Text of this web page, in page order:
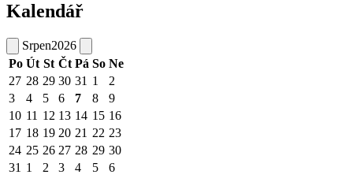
Kalendář
Srpen2026
Po Út St Čt Pá So Ne
27 28 29 30 31 1
2
3
4 5 6 7 8
9
10 11 12 13 14 15 16
17 18 19 20 21 22 23
24 25 26 27 28 29 30
31 1 2 3 4 5 6